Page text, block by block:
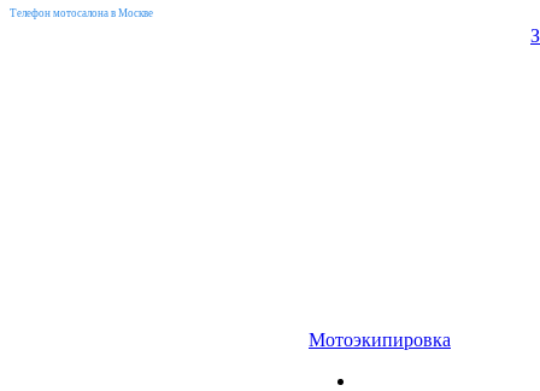
Телефон мотосалона в Москве
Мотоэкипировка